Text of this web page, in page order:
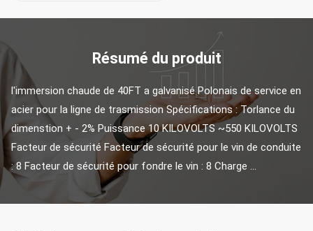
Résumé du produit
l'immersion chaude de 40FT a galvanisé Polonais de service en
acier pour la ligne de trasmission Spécifications : Torlance du
dimenstion + - 2% Puissance 10 KILOVOLTS ~550 KILOVOLTS
Facteur de sécurité Facteur de sécurité pour le vin de conduite
: 8 Facteur de sécurité pour fondre le vin : 8 Charge ...